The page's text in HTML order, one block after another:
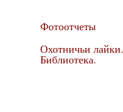
Фотоотчеты
Охотничьи лайки.
Библиотека.